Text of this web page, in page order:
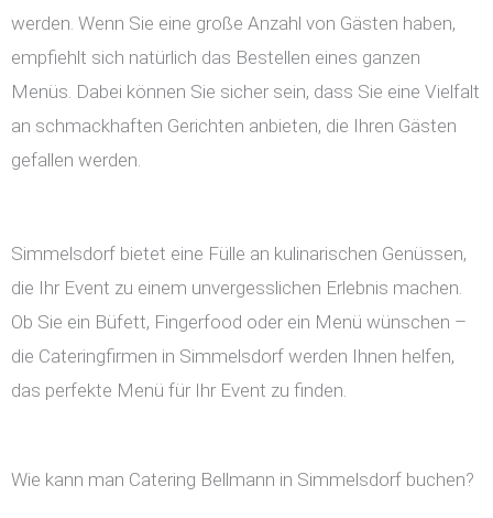
werden. Wenn Sie eine große Anzahl von Gästen haben,
empfiehlt sich natürlich das Bestellen eines ganzen
Menüs. Dabei können Sie sicher sein, dass Sie eine Vielfalt
an schmackhaften Gerichten anbieten, die Ihren Gästen
gefallen werden.
Simmelsdorf bietet eine Fülle an kulinarischen Genüssen,
die Ihr Event zu einem unvergesslichen Erlebnis machen.
Ob Sie ein Büfett, Fingerfood oder ein Menü wünschen –
die Cateringfirmen in Simmelsdorf werden Ihnen helfen,
das perfekte Menü für Ihr Event zu finden.
Wie kann man Catering Bellmann in Simmelsdorf buchen?